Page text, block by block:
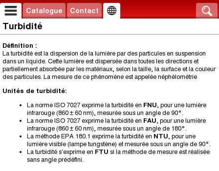
Catalogue Contact
Turbidité
Définition :
La turbidité est la dispersion de la lumière par des particules en suspension
dans un liquide. Cette lumière est dispersée dans toutes les directions et
partiellement absorbée par les matériaux, selon la taille, la surface et la couleur
des particules. La mesure de ce phénomène est appelée néphélométrie
Unités de turbidité:
La norme ISO 7027 exprime la turbidité en FNU, pour une lumière
infrarouge (860 ± 60 nm), mesurée sous un angle de 90°.
La norme ISO 7027 exprime la turbidité en FAU, pour une lumière
infrarouge (860 ± 60 nm), mesurée sous un angle de 180°.
La méthode EPA 180.1 exprime la turbidité en NTU, pour une
lumière visible (lampe tungstène) et mesurée sous un angle de 90°.
La turbidité s'exprime en FTU si la méthode de mesure est réalisée
sans angle prédéfini.